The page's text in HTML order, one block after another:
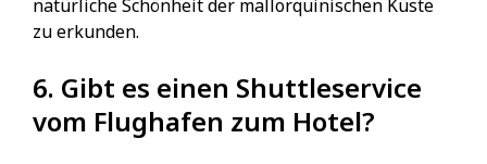
natürliche Schönheit der mallorquinischen Küste
zu erkunden.
6. Gibt es einen Shuttleservice
vom Flughafen zum Hotel?